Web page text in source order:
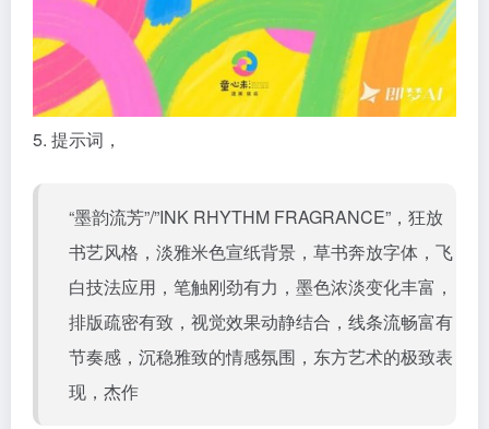
5. 提示词，
“墨韵流芳”/”INK RHYTHM FRAGRANCE”，狂放
书艺风格，淡雅米色宣纸背景，草书奔放字体，飞
白技法应用，笔触刚劲有力，墨色浓淡变化丰富，
排版疏密有致，视觉效果动静结合，线条流畅富有
节奏感，沉稳雅致的情感氛围，东方艺术的极致表
现，杰作